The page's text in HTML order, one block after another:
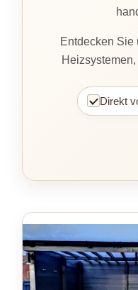
Entdecken
Direkt